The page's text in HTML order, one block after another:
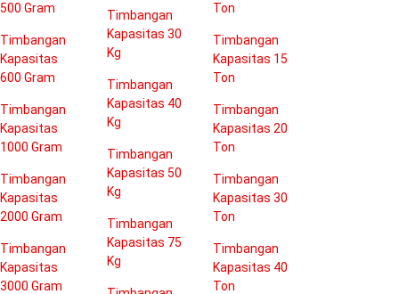
500 Gram
Timbangan
Kapasitas
600 Gram
Timbangan
Kapasitas
1000 Gram
Timbangan
Kapasitas
2000 Gram
Timbangan
Kapasitas
3000 Gram
Timbangan
Kapasitas 30
Kg
Timbangan
Kapasitas 40
Kg
Timbangan
Kapasitas 50
Kg
Timbangan
Kapasitas 75
Kg
Ton
Timbangan
Kapasitas 15
Ton
Timbangan
Kapasitas 20
Ton
Timbangan
Kapasitas 30
Ton
Timbangan
Kapasitas 40
Ton